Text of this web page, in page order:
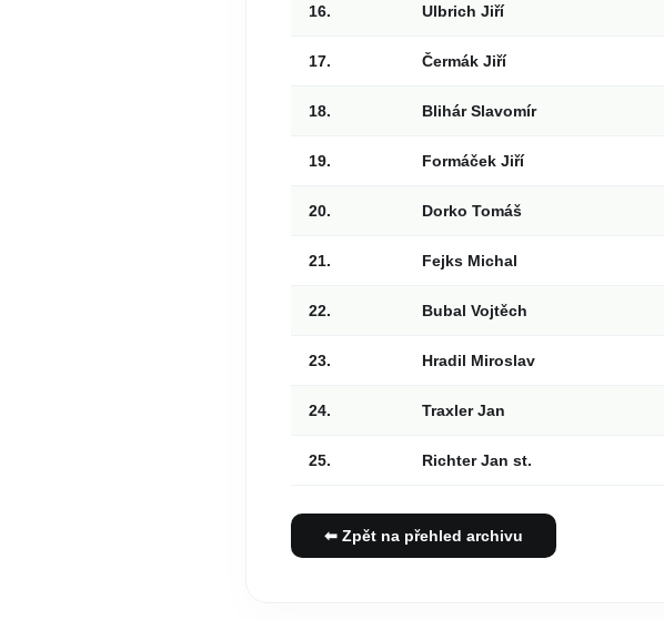
16. Ulbrich Jiří
17. Čermák Jiří
18. Blihár Slavomír
19. Formáček Jiří
20. Dorko Tomáš
21. Fejks Michal
22. Bubal Vojtěch
23. Hradil Miroslav
24. Traxler Jan
25. Richter Jan st.
⬅ Zpět na přehled archivu